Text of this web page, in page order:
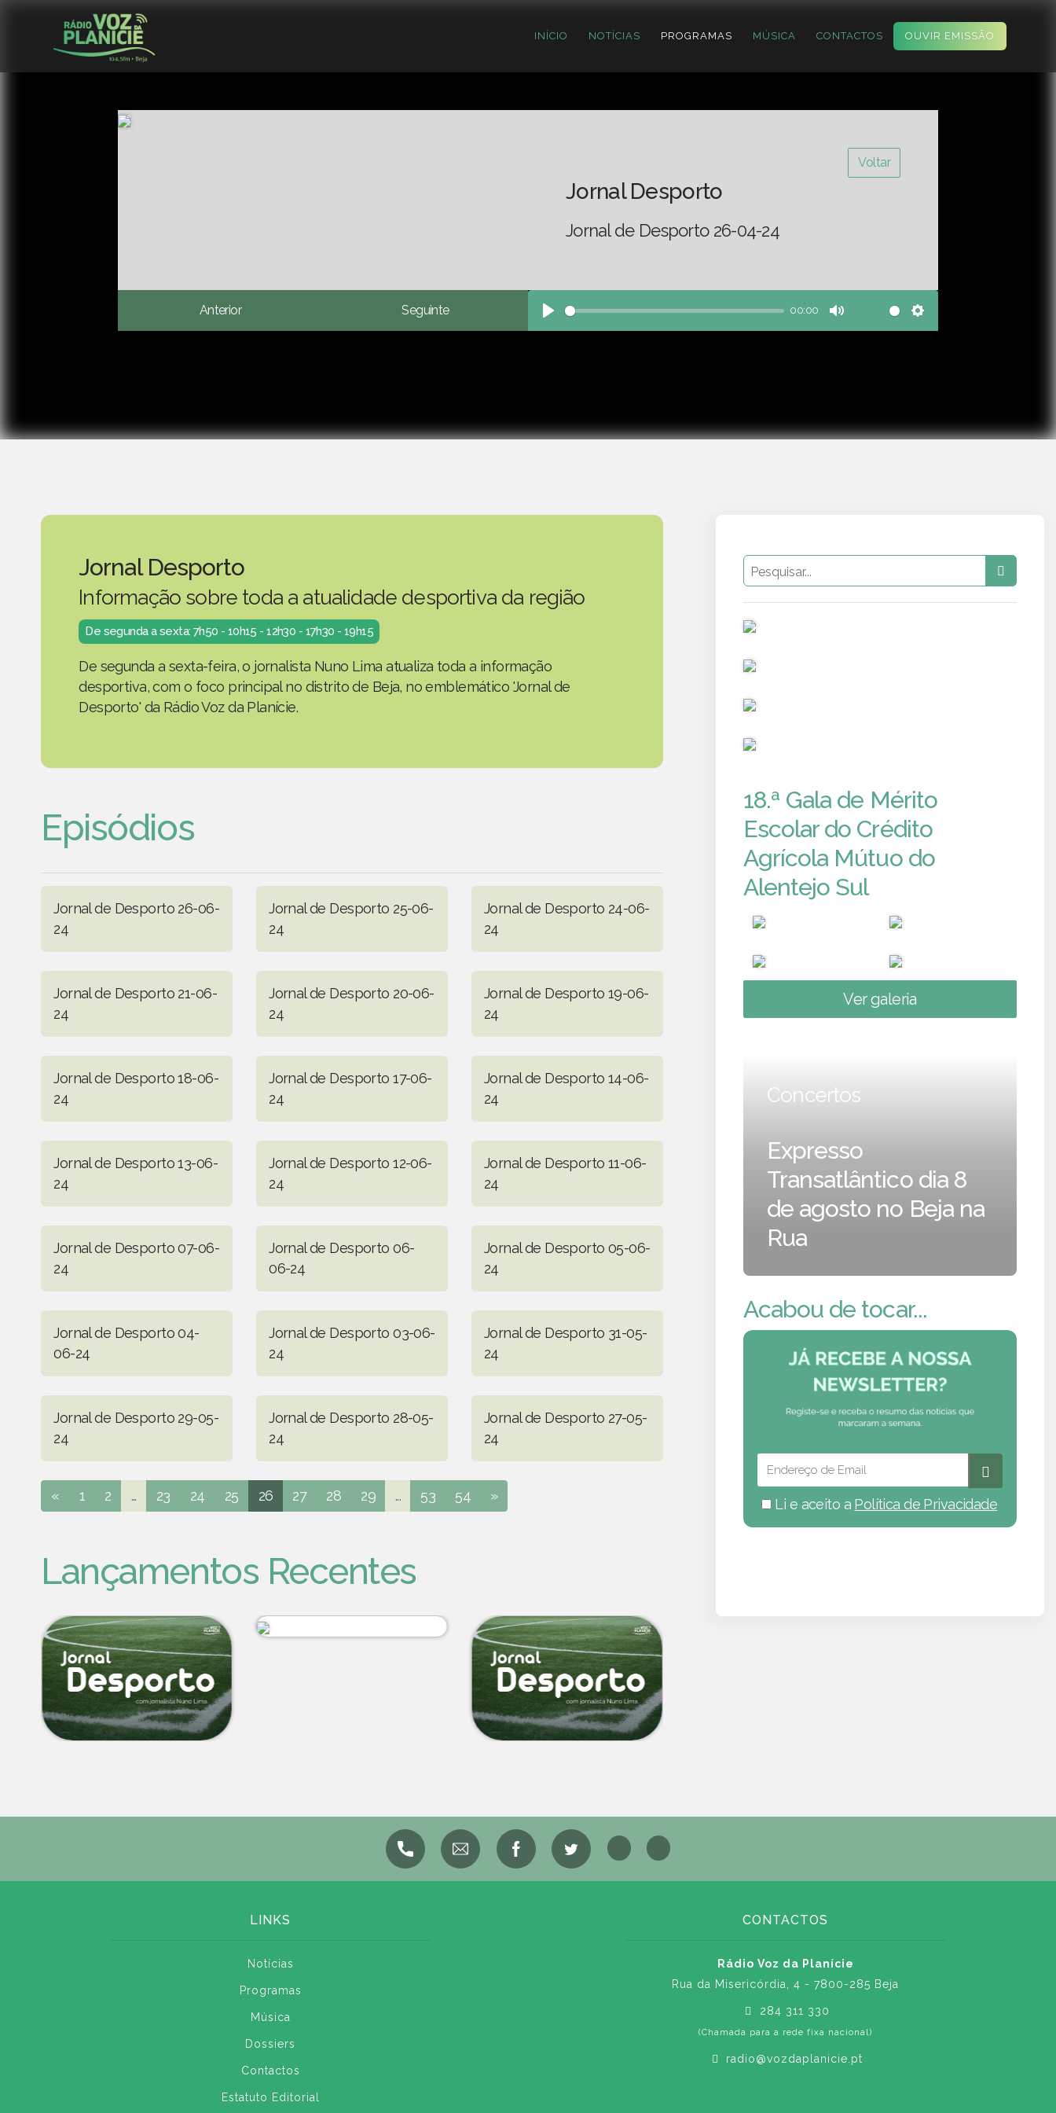
INÍCIO NOTÍCIAS PROGRAMAS MÚSICA CONTACTOS OUVIR EMISSÃO
Voltar
Jornal Desporto
Jornal de Desporto 26-04-24
Anterior Seguinte
Play
00:00
Mute Settings
Jornal Desporto
Informação sobre toda a atualidade desportiva da região
De segunda a sexta: 7h50 - 10h15 - 12h30 - 17h30 - 19h15
De segunda a sexta-feira, o jornalista Nuno Lima atualiza toda a informação
desportiva, com o foco principal no distrito de Beja, no emblemático 'Jornal de
Desporto' da Rádio Voz da Planície.
Episódios
Jornal de Desporto 26-06-
24
Jornal de Desporto 25-06-
24
Jornal de Desporto 24-06-
24
Jornal de Desporto 21-06-
24
Jornal de Desporto 20-06-
24
Jornal de Desporto 19-06-
24
Jornal de Desporto 18-06-
24
Jornal de Desporto 17-06-
24
Jornal de Desporto 14-06-
24
Jornal de Desporto 13-06-
24
Jornal de Desporto 12-06-
24
Jornal de Desporto 11-06-
24
Jornal de Desporto 07-06-
24
Jornal de Desporto 06-
06-24
Jornal de Desporto 05-06-
24
Jornal de Desporto 04-
06-24
Jornal de Desporto 03-06-
24
Jornal de Desporto 31-05-
24
Jornal de Desporto 29-05-
24
Jornal de Desporto 28-05-
24
Jornal de Desporto 27-05-
24
« 1 2 ... 23 24 25 26 27 28 29 ... 53 54 »
Lançamentos Recentes
18.ª Gala de Mérito
Escolar do Crédito
Agrícola Mútuo do
Alentejo Sul
Ver galeria
Concertos
Expresso
Transatlântico dia 8
de agosto no Beja na
Rua
Acabou de tocar...
Li e aceito a Política de Privacidade
LINKS
Notícias
Programas
Música
Dossiers
Contactos
Estatuto Editorial
CONTACTOS
Rádio Voz da Planície
Rua da Misericórdia, 4 - 7800-285 Beja
284 311 330
(Chamada para a rede fixa nacional)
radio@vozdaplanicie.pt